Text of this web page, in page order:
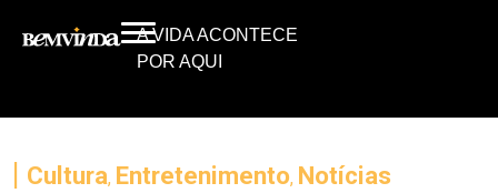
A VIDA ACONTECE
POR AQUI
| Cultura, Entretenimento, Notícias